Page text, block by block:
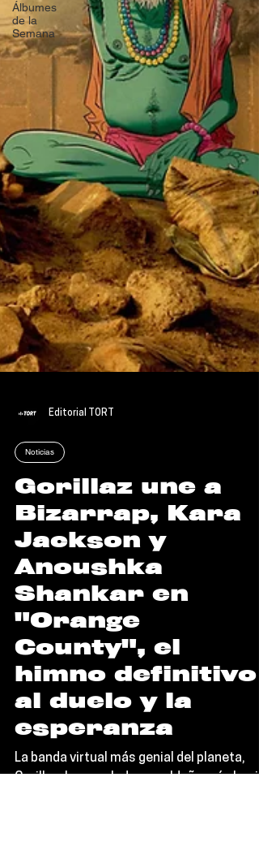
Álbumes
de la
Semana
Gorillaz une a
Bizarrap, Kara
Jackson y
Anoushka
Shankar en
"Orange
County", el
himno definitivo
al duelo y la
esperanza